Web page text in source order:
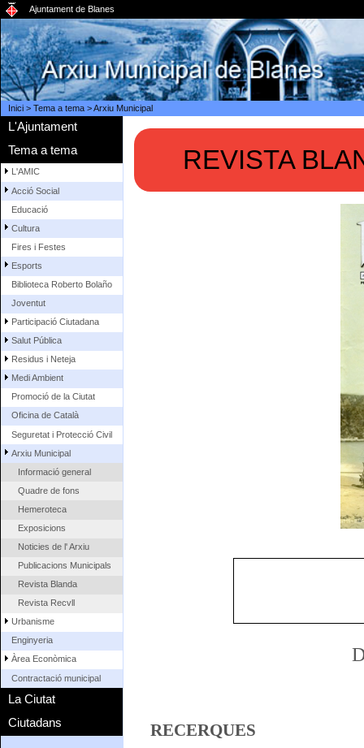
Ajuntament de Blanes
Inici> Tema a tema>Arxiu Municipal
L'Ajuntament
Tema a tema
L'AMIC
Acció Social
Educació
Cultura
Fires i Festes
Esports
Biblioteca Roberto Bolaño
Joventut
Participació Ciutadana
Salut Pública
Residus i Neteja
Medi Ambient
Promoció de la Ciutat
Oficina de Català
Seguretat i Protecció Civil
Arxiu Municipal
Informació general
Quadre de fons
Hemeroteca
Exposicions
Noticies de l' Arxiu
Publicacions Municipals
Revista Blanda
Revista Recvll
Urbanisme
Enginyeria
Àrea Econòmica
Contractació municipal
La Ciutat
Ciutadans
REVISTA
RECERQUES